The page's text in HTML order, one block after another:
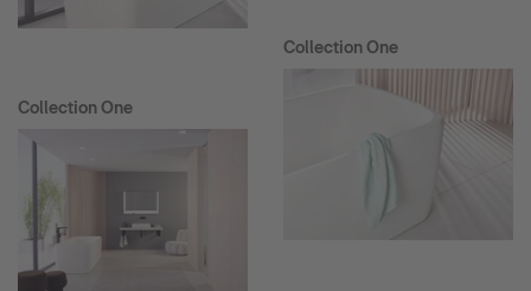
Collection One
Collection One